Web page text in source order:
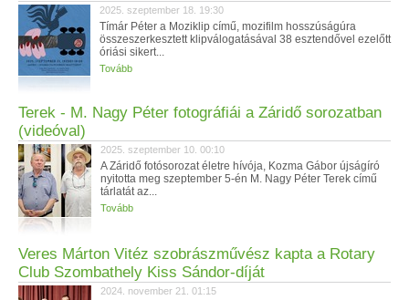
2025. szeptember 18. 19:30
Tímár Péter a Moziklip című, mozifilm hosszúságúra
összeszerkesztett klipválogatásával 38 esztendővel ezelőtt
óriási sikert...
Tovább
Terek - M. Nagy Péter fotográfiái a Záridő sorozatban
(videóval)
2025. szeptember 10. 00:10
A Záridő fotósorozat életre hívója, Kozma Gábor újságíró
nyitotta meg szeptember 5-én M. Nagy Péter Terek című
tárlatát az...
Tovább
Veres Márton Vitéz szobrászművész kapta a Rotary
Club Szombathely Kiss Sándor-díját
2024. november 21. 01:15